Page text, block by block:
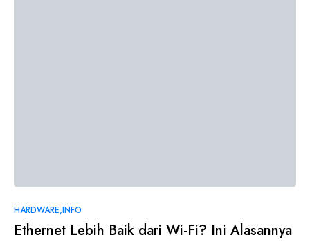
HARDWARE INFO
Ethernet Lebih Baik dari Wi-Fi? Ini Alasannya